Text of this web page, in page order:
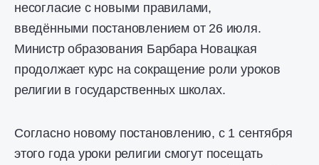
несогласие с новыми правилами,
введёнными постановлением от 26 июля.
Министр образования Барбара Новацкая
продолжает курс на сокращение роли уроков
религии в государственных школах.
Согласно новому постановлению, с 1 сентября
этого года уроки религии смогут посещать